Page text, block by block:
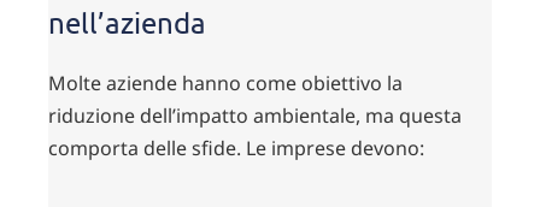
nell’azienda
Molte aziende hanno come obiettivo la
riduzione dell’impatto ambientale, ma questa
comporta delle sfide. Le imprese devono: